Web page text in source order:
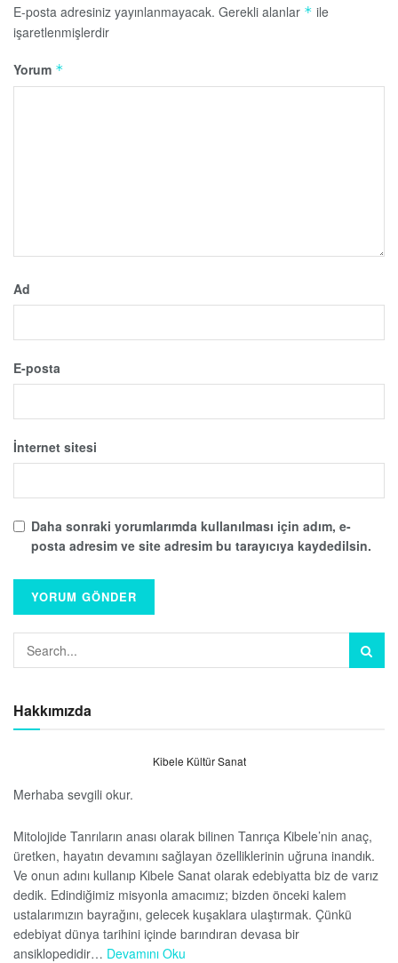
E-posta adresiniz yayınlanmayacak. Gerekli alanlar * ile
işaretlenmişlerdir
Yorum *
Ad
E-posta
İnternet sitesi
Daha sonraki yorumlarımda kullanılması için adım, e-
posta adresim ve site adresim bu tarayıcıya kaydedilsin.
Hakkımızda
Kibele Kültür Sanat
Merhaba sevgili okur.
Mitolojide Tanrıların anası olarak bilinen Tanrıça Kibele’nin anaç,
üretken, hayatın devamını sağlayan özelliklerinin uğruna inandık.
Ve onun adını kullanıp Kibele Sanat olarak edebiyatta biz de varız
dedik. Edindiğimiz misyonla amacımız; bizden önceki kalem
ustalarımızın bayrağını, gelecek kuşaklara ulaştırmak. Çünkü
edebiyat dünya tarihini içinde barındıran devasa bir
ansiklopedidir… Devamını Oku